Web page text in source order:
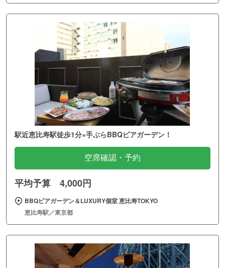
駅近恵比寿駅徒歩1分×手ぶらBBQビアガーデン！
空席確認・予約
平均予算 4,000円
BBQビアガーデン＆LUXURY個室 恵比寿TOKYO
恵比寿駅／東京都